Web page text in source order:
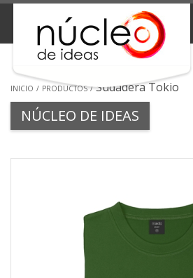
INICIO PRODUCTOS Sudadera Tokio
NÚCLEO DE IDEAS